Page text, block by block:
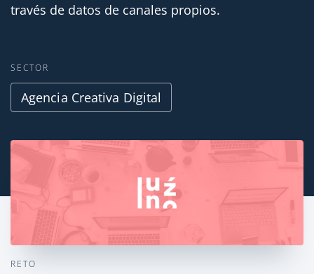
través de datos de canales propios.
SECTOR
Agencia Creativa Digital
RETO